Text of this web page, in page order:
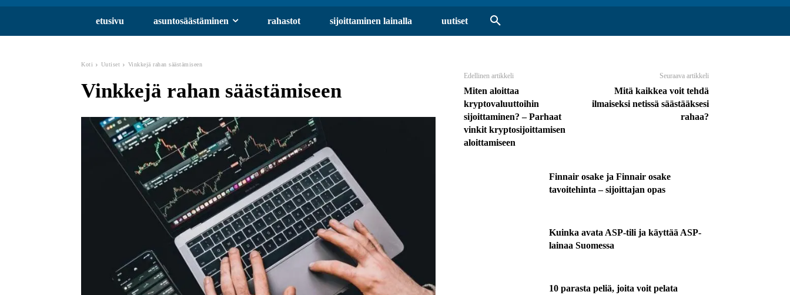
etusivu asuntosäästäminen rahastot sijoittaminen lainalla uutiset
Koti Uutiset Vinkkejä rahan säästämiseen
Vinkkejä rahan säästämiseen
Edellinen artikkeli
Miten aloittaa
kryptovaluuttoihin
sijoittaminen? – Parhaat
vinkit kryptosijoittamisen
aloittamiseen
Seuraava artikkeli
Mitä kaikkea voit tehdä
ilmaiseksi netissä säästääksesi
rahaa?
Finnair osake ja Finnair osake
tavoitehinta – sijoittajan opas
Kuinka avata ASP-tili ja käyttää ASP-
lainaa Suomessa
10 parasta peliä, joita voit pelata